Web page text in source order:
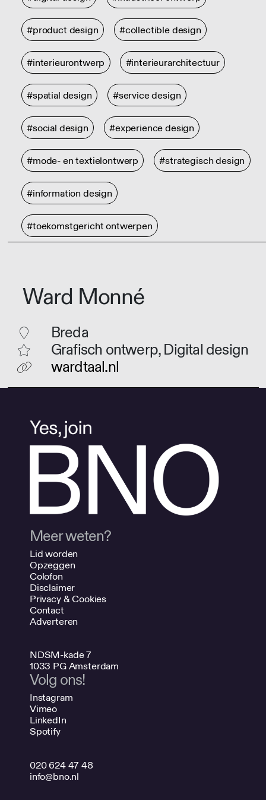
#product design #collectible design
#interieurontwerp #interieurarchitectuur
#spatial design #service design
#social design #experience design
#mode- en textielontwerp #strategisch design
#information design
#toekomstgericht ontwerpen
Ward Monné
Breda
Grafisch ontwerp, Digital design
wardtaal.nl
Meer weten?
Lid worden
Opzeggen
Colofon
Disclaimer
Privacy & Cookies
Contact
Adverteren
NDSM-kade 7
1033 PG Amsterdam
Volg ons!
Instagram
Vimeo
LinkedIn
Spotify
020 624 47 48
info@bno.nl